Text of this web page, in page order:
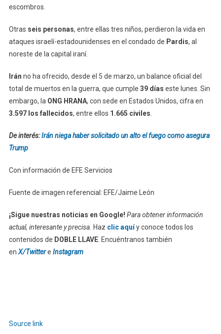
escombros.
Otras seis personas, entre ellas tres niños, perdieron la vida en
ataques israelí-estadounidenses en el condado de Pardis, al
noreste de la capital iraní.
Irán no ha ofrecido, desde el 5 de marzo, un balance oficial del
total de muertos en la guerra, que cumple 39 días este lunes. Sin
embargo, la ONG HRANA, con sede en Estados Unidos, cifra en
3.597 los fallecidos, entre ellos 1.665 civiles
De interés:Irán niega haber solicitado un alto el fuego como asegura
Trump
Con información de EFE Servicios
Fuente de imagen referencial: EFE/Jaime León
¡Sigue nuestras noticias en Google! Para obtener información
actual, interesante y precisa. Haz clic aquíy conoce todos los
contenidos de DOBLE LLAVE. Encuéntranos también
en X/Twittere Instagram
Source link